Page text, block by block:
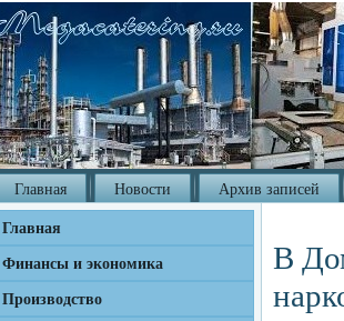
Главная Новости Архив записей
Главная
Финансы и экономика
Производство
В